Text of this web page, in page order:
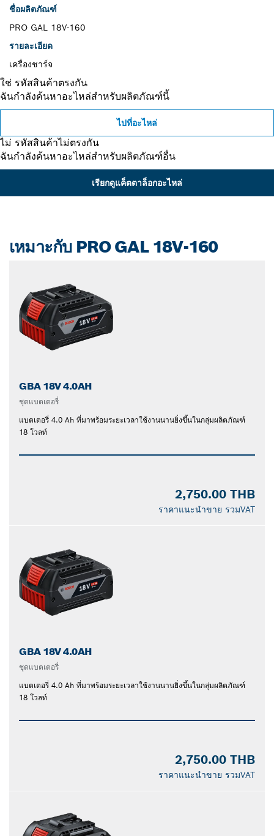
ชื่อผลิตภัณฑ์
PRO GAL 18V-160
รายละเอียด
เครื่องชาร์จ
ใช่ รหัสสินค้าตรงกัน
ฉันกำลังค้นหาอะไหล่สำหรับผลิตภัณฑ์นี้
ไปที่อะไหล่
ไม่ รหัสสินค้าไม่ตรงกัน
ฉันกำลังค้นหาอะไหล่สำหรับผลิตภัณฑ์อื่น
เรียกดูแค็ตตาล็อกอะไหล่
เหมาะกับ PRO GAL 18V-160
GBA 18V 4.0AH
ชุดแบตเตอรี่
แบตเตอรี่ 4.0 Ah ที่มาพร้อมระยะเวลาใช้งานนานยิ่งขึ้นในกลุ่มผลิตภัณฑ์
18 โวลท์
2,750.00 THB
ราคาแนะนำขาย รวมVAT
GBA 18V 4.0AH
ชุดแบตเตอรี่
แบตเตอรี่ 4.0 Ah ที่มาพร้อมระยะเวลาใช้งานนานยิ่งขึ้นในกลุ่มผลิตภัณฑ์
18 โวลท์
2,750.00 THB
ราคาแนะนำขาย รวมVAT